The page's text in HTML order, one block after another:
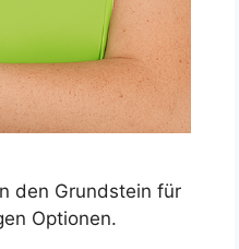
den Grundstein für
Optionen.